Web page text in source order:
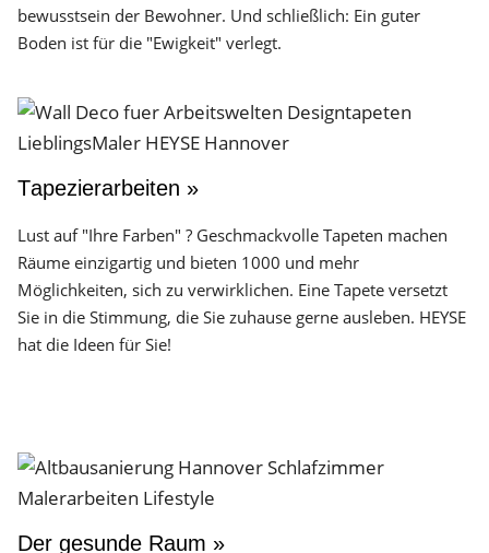
bewusstsein der Bewohner. Und schließlich: Ein guter
Boden ist für die "Ewigkeit" verlegt.
Tapezierarbeiten »
Lust auf "Ihre Farben" ? Geschmackvolle Tapeten machen
Räume einzigartig und bieten 1000 und mehr
Möglichkeiten, sich zu verwirklichen. Eine Tapete versetzt
Sie in die Stimmung, die Sie zuhause gerne ausleben. HEYSE
hat die Ideen für Sie!
Der gesunde Raum »